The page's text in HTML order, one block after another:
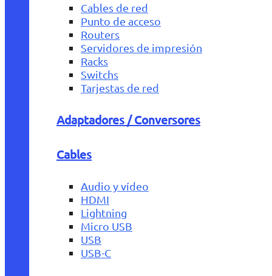
Cables de red
Punto de acceso
Routers
Servidores de impresión
Racks
Switchs
Tarjestas de red
Adaptadores / Conversores
Cables
Audio y vídeo
HDMI
Lightning
Micro USB
USB
USB-C